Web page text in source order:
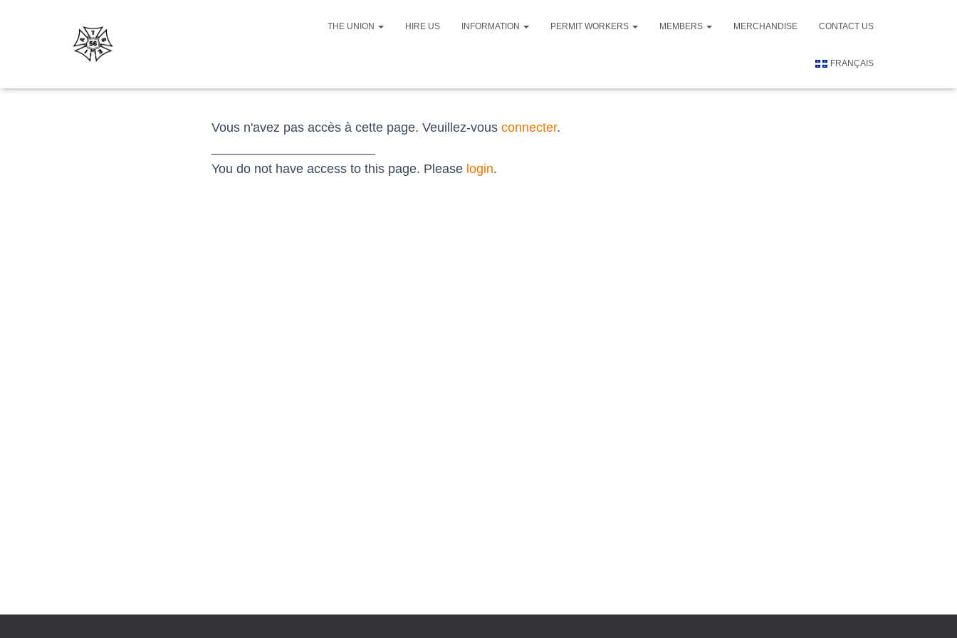
THE UNION HIRE US INFORMATION PERMIT WORKERS MEMBERS MERCHANDISE CONTACT US
FRANÇAIS
Vous n'avez pas accès à cette page. Veuillez-vous connecter.
You do not have access to this page. Please login.